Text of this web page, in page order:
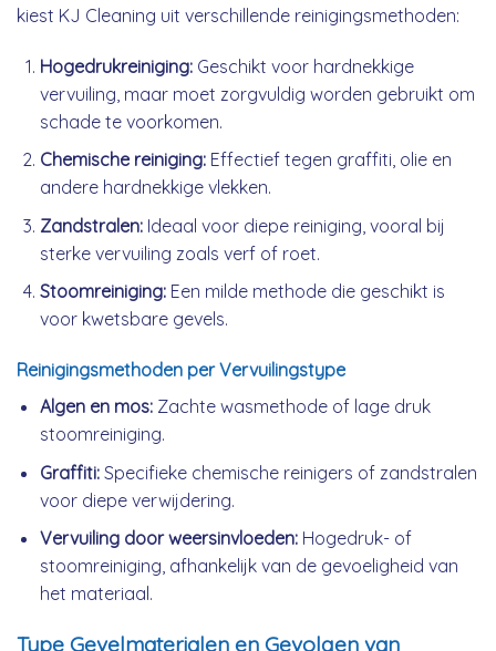
kiest KJ Cleaning uit verschillende reinigingsmethoden:
Hogedrukreiniging:Geschikt voor hardnekkige
vervuiling, maar moet zorgvuldig worden gebruikt om
schade te voorkomen.
Chemische reiniging:Effectief tegen graffiti, olie en
andere hardnekkige vlekken.
Zandstralen:Ideaal voor diepe reiniging, vooral bij
sterke vervuiling zoals verf of roet.
Stoomreiniging:Een milde methode die geschikt is
voor kwetsbare gevels.
Reinigingsmethoden per Vervuilingstype
Algen en mos:Zachte wasmethode of lage druk
stoomreiniging.
Graffiti:Specifieke chemische reinigers of zandstralen
voor diepe verwijdering.
Vervuiling door weersinvloeden:Hogedruk- of
stoomreiniging, afhankelijk van de gevoeligheid van
het materiaal.
Type Gevelmaterialen en Gevolgen van